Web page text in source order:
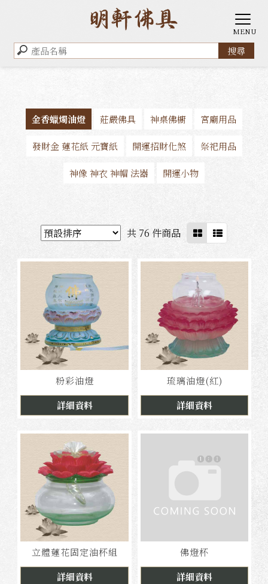
金香蠟燭油燈 莊嚴佛具 神桌佛櫥 宮廟用品
發財金 蓮花紙 元寶紙 開運招財化煞 祭祀用品
神像 神衣 神帽 法器 開運小物
共 76 件商品
粉彩油燈
詳細資料
琉璃油燈(紅)
詳細資料
立體蓮花固定油杯組
詳細資料
佛燈杯
詳細資料